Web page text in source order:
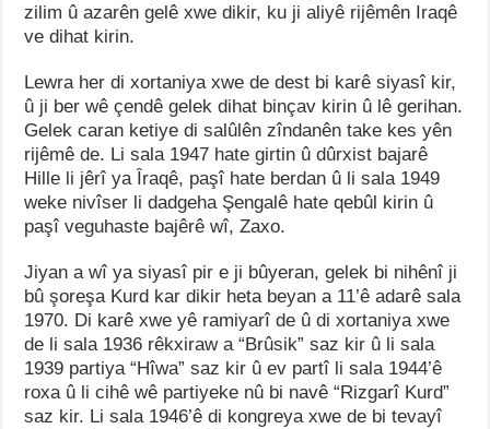
zilim û azarên gelê xwe dikir, ku ji aliyê rijêmên Iraqê
ve dihat kirin.
Lewra her di xortaniya xwe de dest bi karê siyasî kir,
û ji ber wê çendê gelek dihat binçav kirin û lê gerihan.
Gelek caran ketiye di salûlên zîndanên take kes yên
rijêmê de. Li sala 1947 hate girtin û dûrxist bajarê
Hille li jêrî ya Îraqê, paşî hate berdan û li sala 1949
weke nivîser li dadgeha Şengalê hate qebûl kirin û
paşî veguhaste bajêrê wî, Zaxo.
Jiyan a wî ya siyasî pir e ji bûyeran, gelek bi nihênî ji
bû şoreşa Kurd kar dikir heta beyan a 11’ê adarê sala
1970. Di karê xwe yê ramiyarî de û di xortaniya xwe
de li sala 1936 rêkxiraw a “Brûsik” saz kir û li sala
1939 partiya “Hîwa” saz kir û ev partî li sala 1944’ê
roxa û li cihê wê partiyeke nû bi navê “Rizgarî Kurd”
saz kir. Li sala 1946’ê di kongreya xwe de bi tevayî